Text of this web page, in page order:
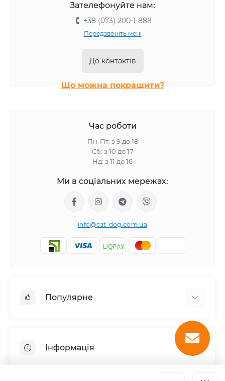
Зателефонуйте нам:
+38 (073) 200-1-888
Передзвоніть мені
До контактів
Що можна покращити?
Час роботи
Пн-Пт: з 9 до 18
Сб: з 10 до 17
Нд: з 11 до 16
Ми в соціальних мережах:
info@cat-dog.com.ua
Популярне
Вологий корм для котів
Інформація